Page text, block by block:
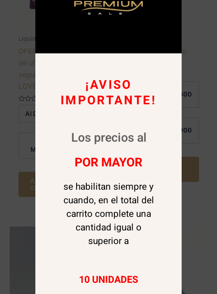
Liquidaciones Premium
OFERTA! Pegamento
de uñas en 5
segundos 6 ml.
LOVEYES
Al Detalle:
Mayor:
Agregar al
carrito
Acrylic Primer 15 ml.
Valorado
en
0
de Detalle:
2.600
Mayor:
1.900
Agregar al
¡AVISO
IMPORTANTE!
Los precios al
POR MAYOR
se habilitan siempre y
cuando, en el total del
carrito complete una
cantidad igual o
superior a
10 UNIDADES